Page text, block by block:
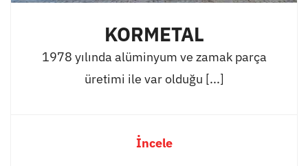
KORMETAL
1978 yılında alüminyum ve zamak parça
üretimi ile var olduğu [...]
İncele